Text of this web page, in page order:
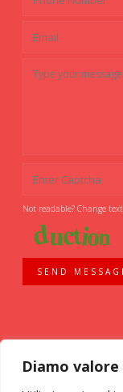
Diamo
Not readable? Change
SEND